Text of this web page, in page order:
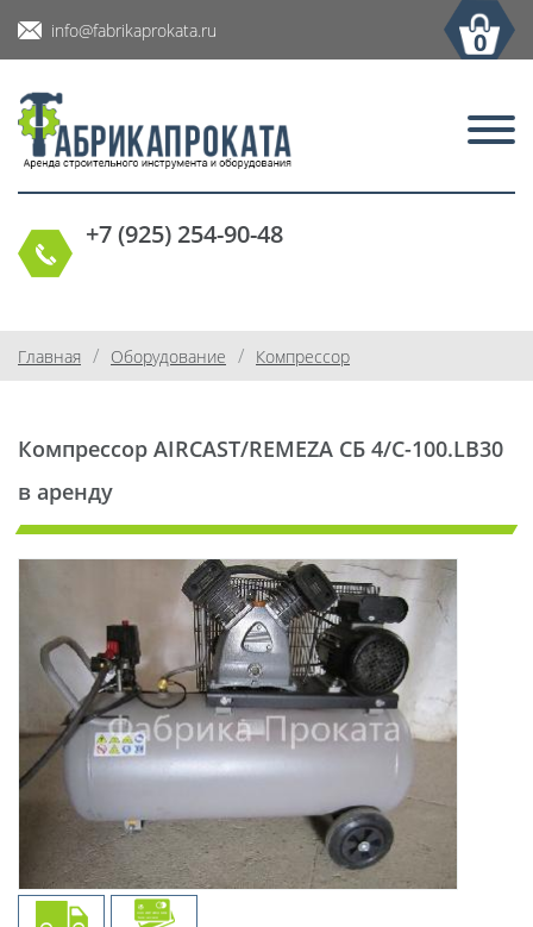
info@fabrikaprokata.ru 0
+7 (925) 254-90-48
Главная / Оборудование / Компрессор
Компрессор AIRCAST/REMEZA СБ 4/С-100.LB30
в аренду